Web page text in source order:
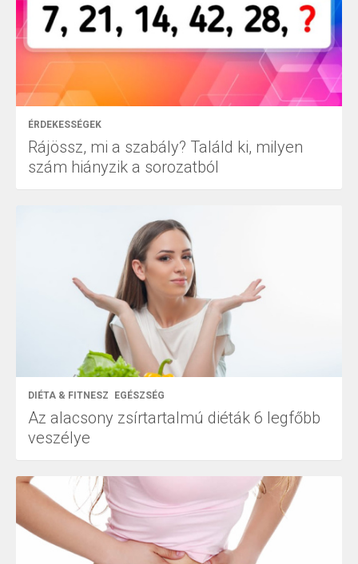
ÉRDEKESSÉGEK
Rájössz, mi a szabály? Találd ki, milyen
szám hiányzik a sorozatból
DIÉTA & FITNESZ EGÉSZSÉG
Az alacsony zsírtartalmú diéták 6 legfőbb
veszélye